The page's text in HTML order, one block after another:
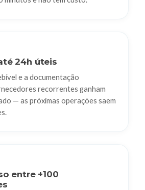
24h úteis
e a documentação
recorrentes ganham
— as próximas operações saem
entre +100